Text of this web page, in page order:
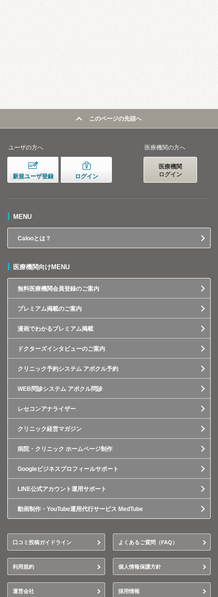
このページの先頭へ
ユーザの方へ
新規ユーザ登録 ログイン
医療機関の方へ
医療機関
ログイン
MENU
Calooとは？
医療機関向けMENU
無料医療機関会員登録のご案内
プレミアム掲載のご案内
漫画でわかるプレミアム掲載
ドクターズインタビューのご案内
クリニック予約システム アポクル予約
WEB問診システム アポクル問診
レセコンアナライザー
クリニック経営マガジン
病院・クリニック ホームページ制作
Googleビジネスプロフィールサポート
LINE公式アカウント運用サポート
動画制作・YouTube運用代行サービス MedTube
口コミ投稿ガイドライン よくあるご質問（FAQ）
利用規約 個人情報保護方針
運営会社 採用情報